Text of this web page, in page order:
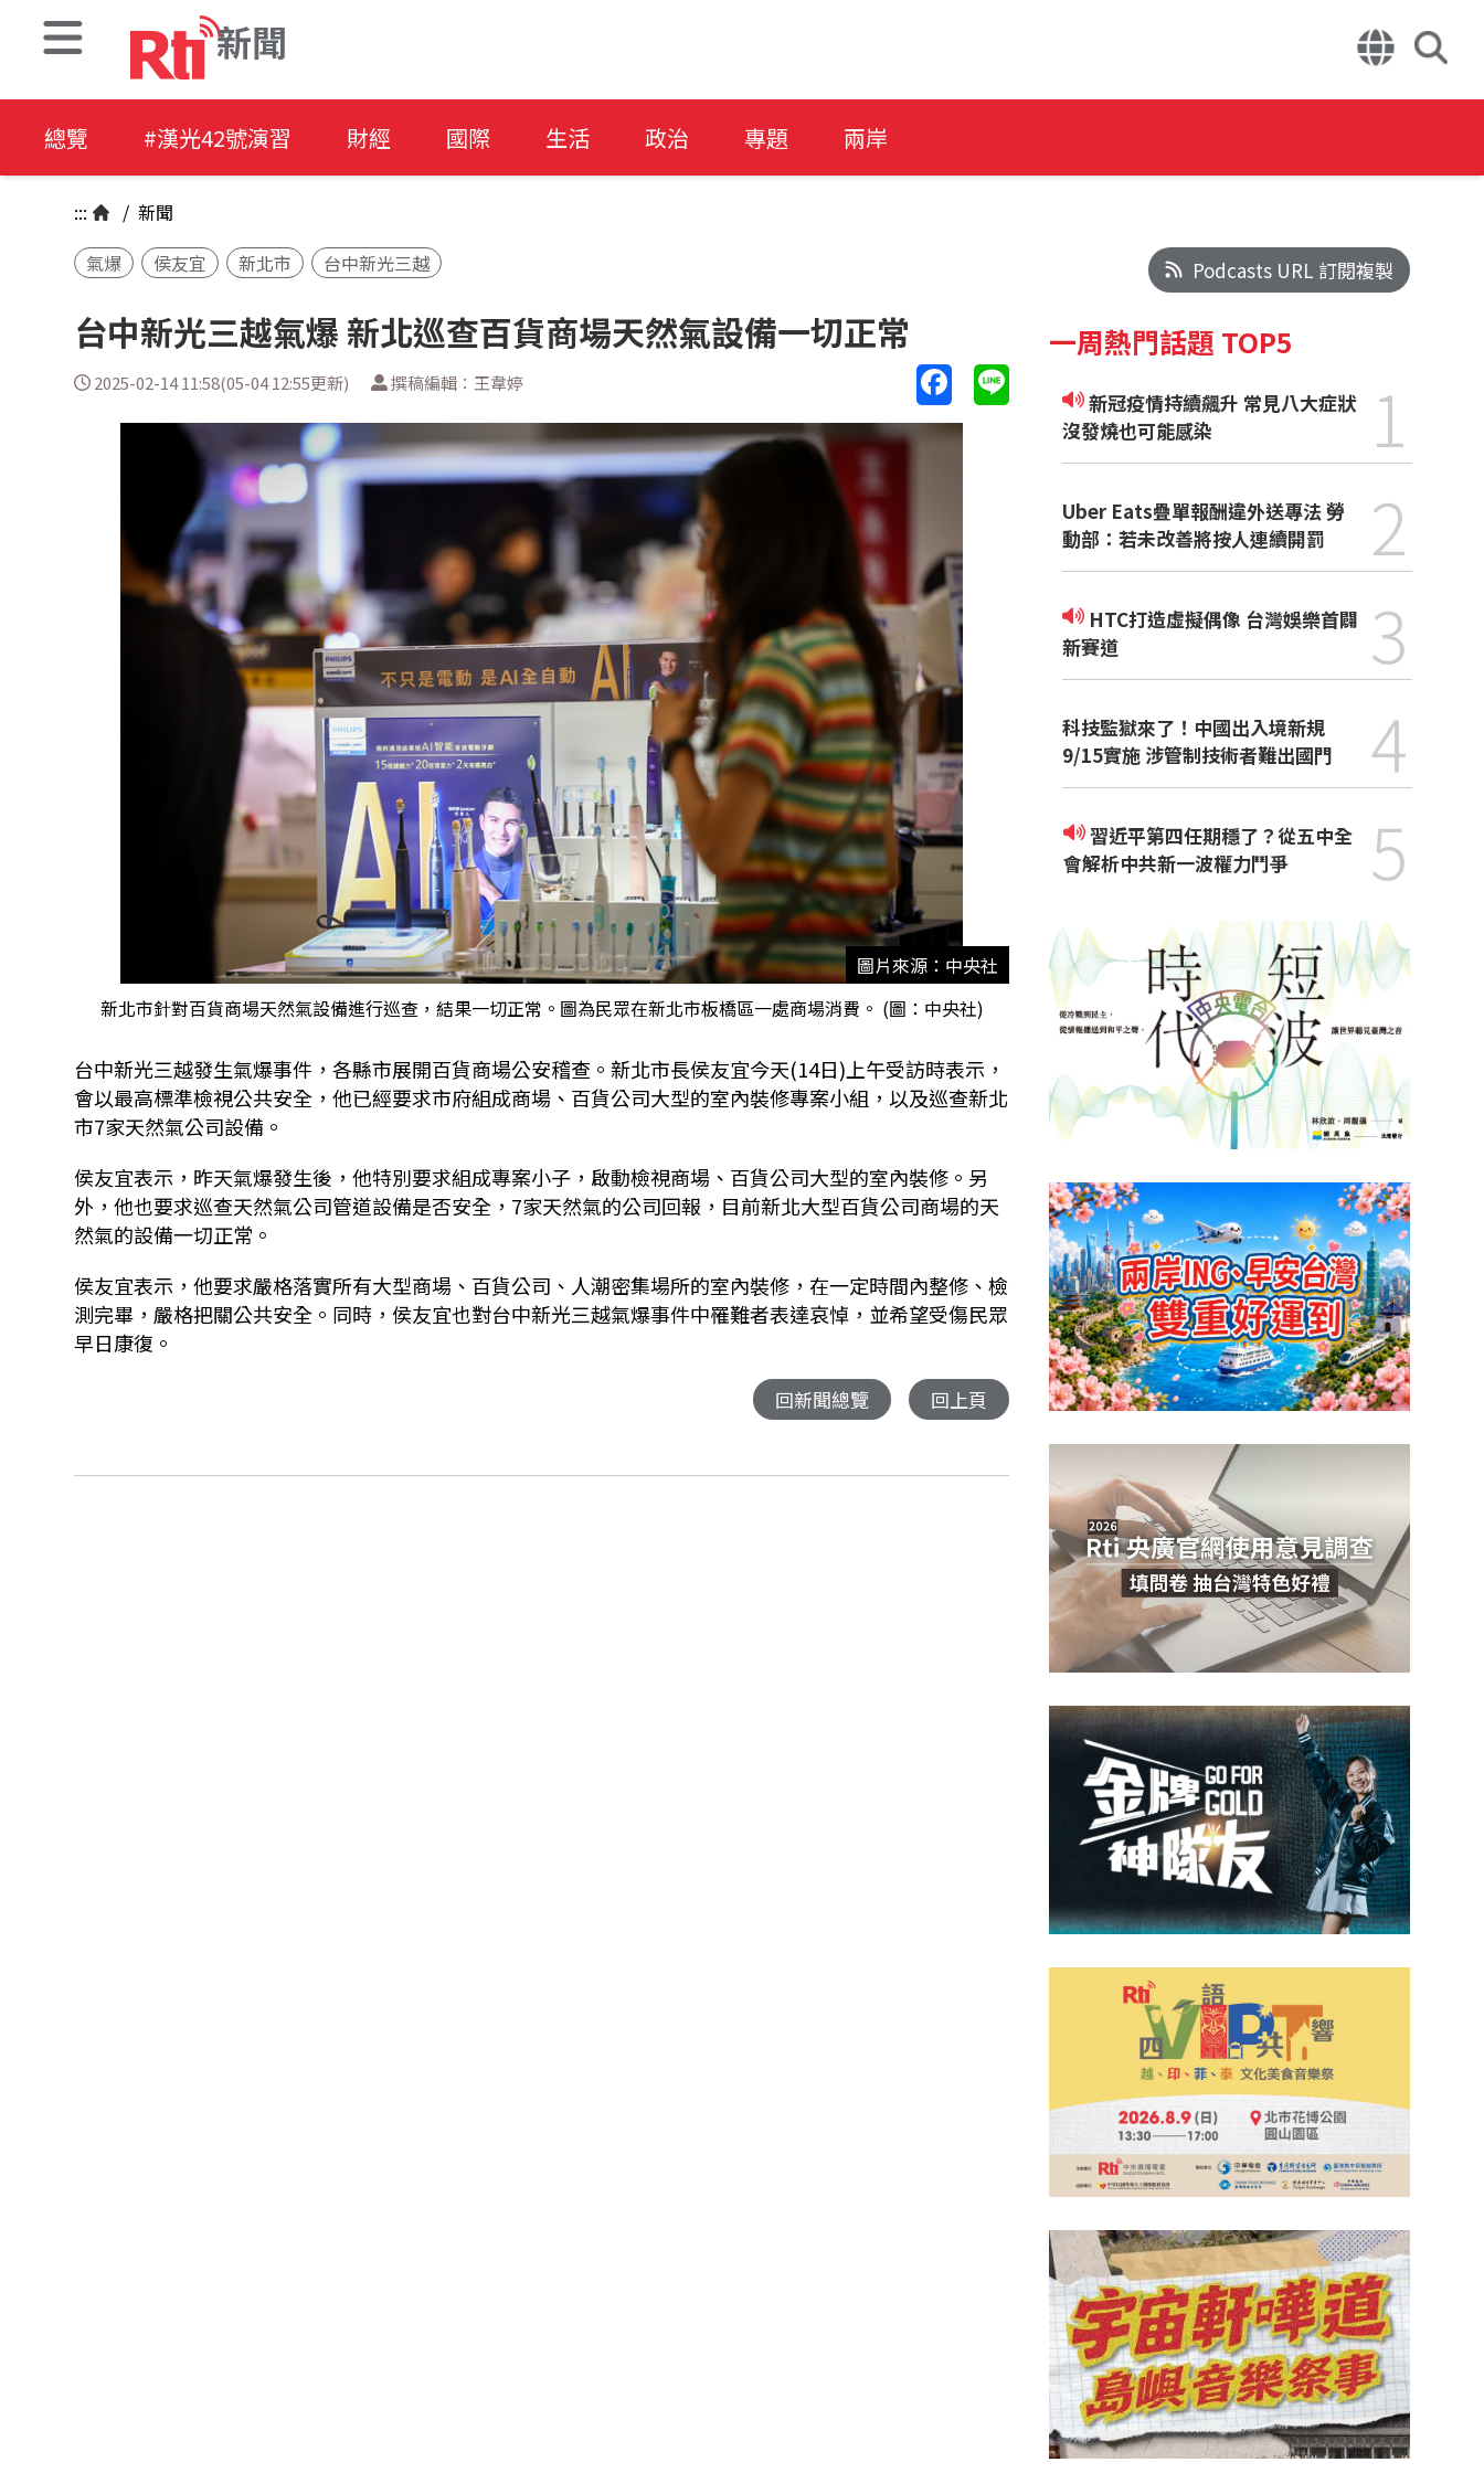
新聞
總覽 #漢光42號演習 財經 國際 生活 政治 專題 兩岸
::: / 新聞
氣爆
侯友宜 新北市 台中新光三越
台中新光三越氣爆 新北巡查百貨商場天然氣設備一切正常
2025-02-14 11:58(05-04 12:55更新) 撰稿編輯：王韋婷
圖片來源：中央社
新北市針對百貨商場天然氣設備進行巡查，結果一切正常。圖為民眾在新北市板橋區一處商場消費。 (圖：中央社)
台中新光三越發生氣爆事件，各縣市展開百貨商場公安稽查。新北市長侯友宜今天(14日)上午受訪時表示，
會以最高標準檢視公共安全，他已經要求市府組成商場、百貨公司大型的室內裝修專案小組，以及巡查新北
市7家天然氣公司設備。
侯友宜表示，昨天氣爆發生後，他特別要求組成專案小子，啟動檢視商場、百貨公司大型的室內裝修。另
外，他也要求巡查天然氣公司管道設備是否安全，7家天然氣的公司回報，目前新北大型百貨公司商場的天
然氣的設備一切正常。
侯友宜表示，他要求嚴格落實所有大型商場、百貨公司、人潮密集場所的室內裝修，在一定時間內整修、檢
測完畢，嚴格把關公共安全。同時，侯友宜也對台中新光三越氣爆事件中罹難者表達哀悼，並希望受傷民眾
早日康復。
回新聞總覽 回上頁
Podcasts URL 訂閱複製
一周熱門話題 TOP5
新冠疫情持續飆升 常見八大症狀
沒發燒也可能感染
1
Uber Eats疊單報酬違外送專法 勞
動部：若未改善將按人連續開罰
2
新賽道
3
科技監獄來了！中國出入境新規
9/15實施 涉管制技術者難出國門
4
習近平第四任期穩了？從五中全
會解析中共新一波權力鬥爭
5